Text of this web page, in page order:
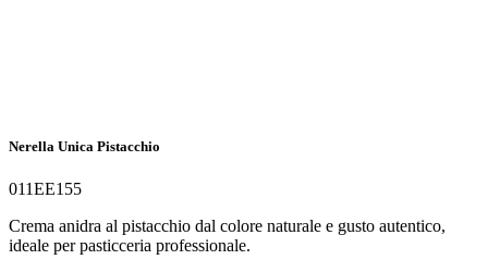
Nerella Unica Pistacchio
011EE155
Crema anidra al pistacchio dal colore naturale e gusto autentico,
ideale per pasticceria professionale.